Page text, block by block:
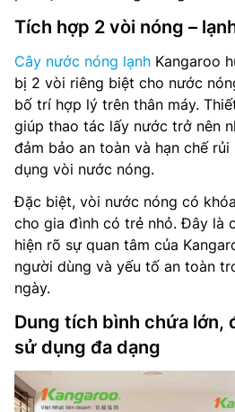
Tích hợp 2 vòi nóng –
Cây nước nóng lạnh Kangaroo
bị 2 vòi riêng biệt cho nước
bố trí hợp lý trên thân máy.
giúp thao tác lấy nước trở nên
đảm bảo an toàn và hạn chế
dụng vòi nước nóng.
Đặc biệt, vòi nước nóng có
cho gia đình có trẻ nhỏ. Đây là
hiện rõ sự quan tâm của
người dùng và yếu tố an toàn
ngày.
Dung tích bình chứa lớn,
sử dụng đa dạng